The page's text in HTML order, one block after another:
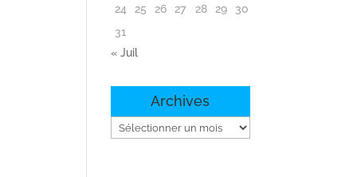
24
25 26 27 28 29
30
31
« Juil
Archives
Archives